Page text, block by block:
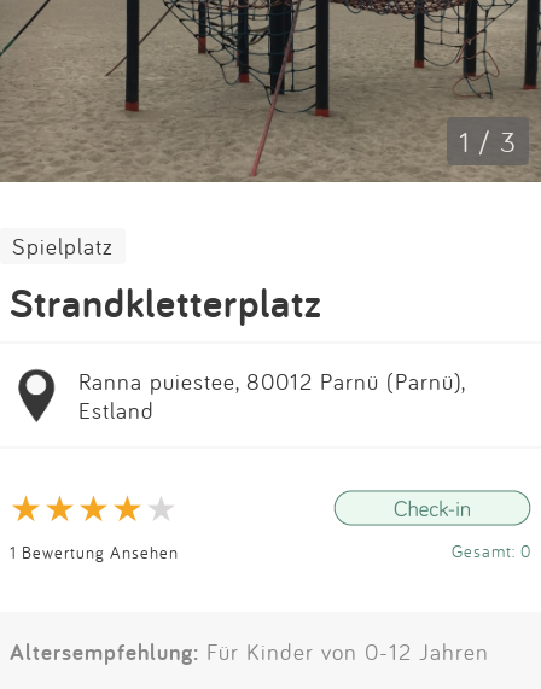
Impressum
Anmelden 1 / 3
Spielplatz
Strandkletterplatz
Ranna puiestee, 80012 Parnü (Parnü),
Estland
1 Bewertung Ansehen Gesamt: 0
Altersempfehlung: Für Kinder von 0-12 Jahren